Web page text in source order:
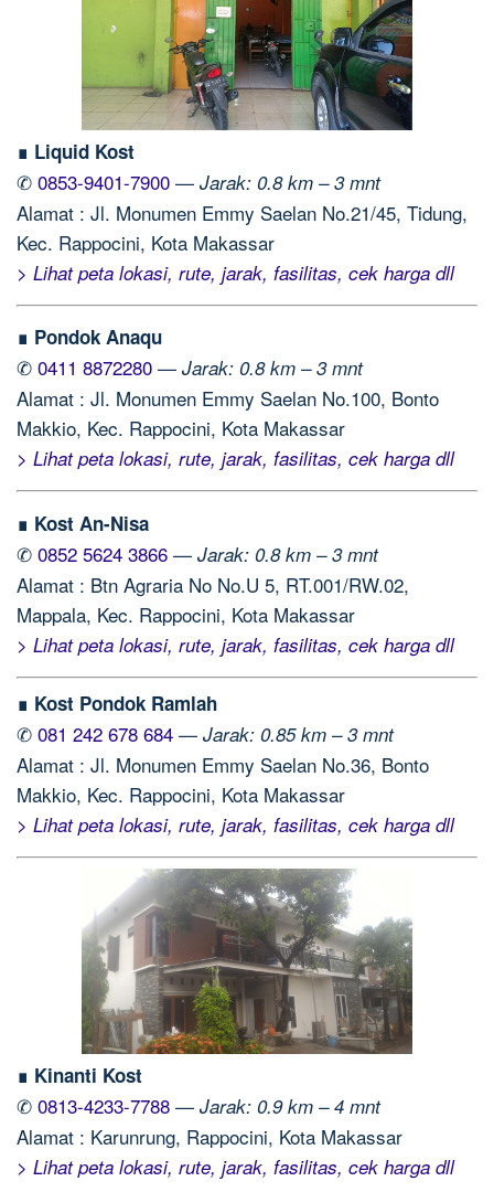
∎ Liquid Kost
✆ 0853-9401-7900 — Jarak: 0.8 km – 3 mnt
Alamat : Jl. Monumen Emmy Saelan No.21/45, Tidung,
Kec. Rappocini, Kota Makassar
> Lihat peta lokasi, rute, jarak, fasilitas, cek harga dll
∎ Pondok Anaqu
✆ 0411 8872280 — Jarak: 0.8 km – 3 mnt
Alamat : Jl. Monumen Emmy Saelan No.100, Bonto
Makkio, Kec. Rappocini, Kota Makassar
> Lihat peta lokasi, rute, jarak, fasilitas, cek harga dll
∎ Kost An-Nisa
✆ 0852 5624 3866 — Jarak: 0.8 km – 3 mnt
Alamat : Btn Agraria No No.U 5, RT.001/RW.02,
Mappala, Kec. Rappocini, Kota Makassar
> Lihat peta lokasi, rute, jarak, fasilitas, cek harga dll
∎ Kost Pondok Ramlah
✆ 081 242 678 684 — Jarak: 0.85 km – 3 mnt
Alamat : Jl. Monumen Emmy Saelan No.36, Bonto
Makkio, Kec. Rappocini, Kota Makassar
> Lihat peta lokasi, rute, jarak, fasilitas, cek harga dll
∎ Kinanti Kost
✆ 0813-4233-7788 — Jarak: 0.9 km – 4 mnt
Alamat : Karunrung, Rappocini, Kota Makassar
> Lihat peta lokasi, rute, jarak, fasilitas, cek harga dll